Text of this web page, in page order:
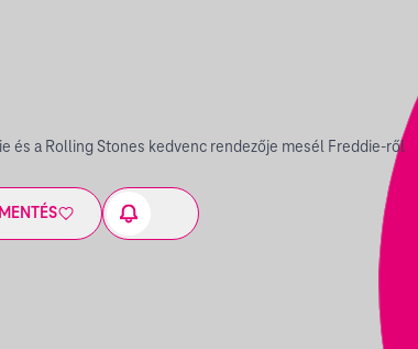
és a Rolling Stones kedvenc rendezője mesél Freddie-ről
MENTÉS